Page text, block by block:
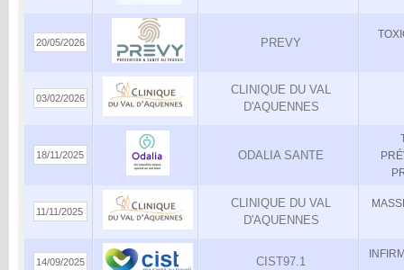
20/05/2026 PREVY
03/02/2026
CLINIQUE DU VAL
D'AQUENNES
18/11/2025 ODALIA SANTE
11/11/2025
CLINIQUE DU VAL
D'AQUENNES
14/09/2025 CIST97.1